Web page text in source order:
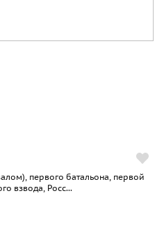
первого батальона, первой
взвода, Росс...